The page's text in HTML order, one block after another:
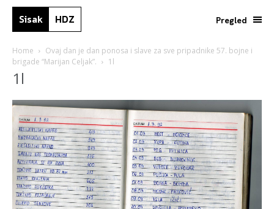
Sisak HDZ Pregled
Home
Ovaj dan je dan ponosa i slave za sve pripadnike 57. bojne i
brigade “Marijan Celjak”.
1l
1l